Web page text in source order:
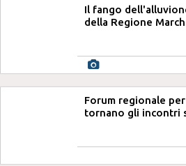
Il fango
della Regione
Forum regionale
tornano gli incontri